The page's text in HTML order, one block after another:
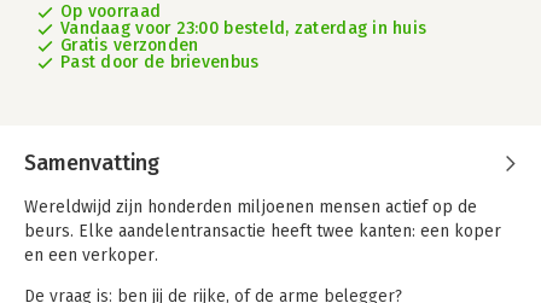
Op voorraad
Vandaag voor 23:00 besteld, zaterdag in huis
Gratis verzonden
Past door de brievenbus
Samenvatting
Wereldwijd zijn honderden miljoenen mensen actief op de
beurs. Elke aandelentransactie heeft twee kanten: een koper
en een verkoper.
De vraag is: ben jij de rijke, of de arme belegger?